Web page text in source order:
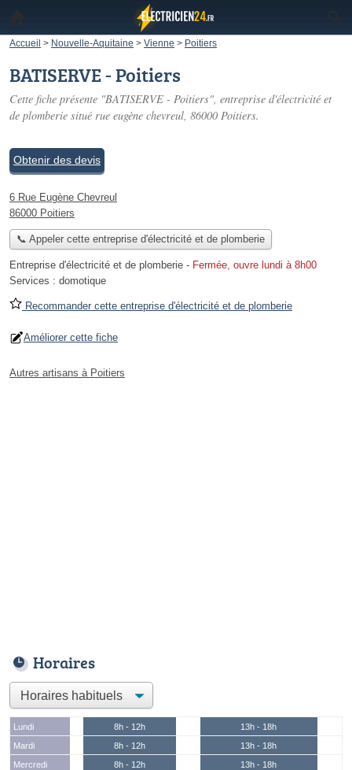
Accueil > Nouvelle-Aquitaine > Vienne > Poitiers
BATISERVE - Poitiers
Cette fiche présente "BATISERVE - Poitiers", entreprise d'électricité et
de plomberie situé rue eugène chevreul, 86000 Poitiers.
Obtenir des devis
6 Rue Eugène Chevreul
86000 Poitiers
📞 Appeler cette entreprise d'électricité et de plomberie
Entreprise d'électricité et de plomberie - Fermée, ouvre lundi à 8h00
Services : domotique
Recommander cette entreprise d'électricité et de plomberie
Améliorer cette fiche
Autres artisans à Poitiers
Horaires
Lundi 8h - 12h
13h - 18h
Mardi
8h - 12h
13h - 18h
Mercredi
8h - 12h
13h - 18h